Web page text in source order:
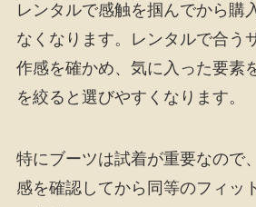
レンタルで感触を掴んでから購
なくなります。レンタルで合う
作感を確かめ、気に入った要素
を絞ると選びやすくなります。
特にブーツは試着が重要なので
感を確認してから同等のフィッ